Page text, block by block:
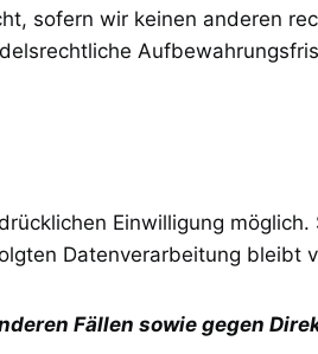
sofern wir keinen anderen
Einwilligung
Datenverarbeitung bleibt
Fällen sowie gegen